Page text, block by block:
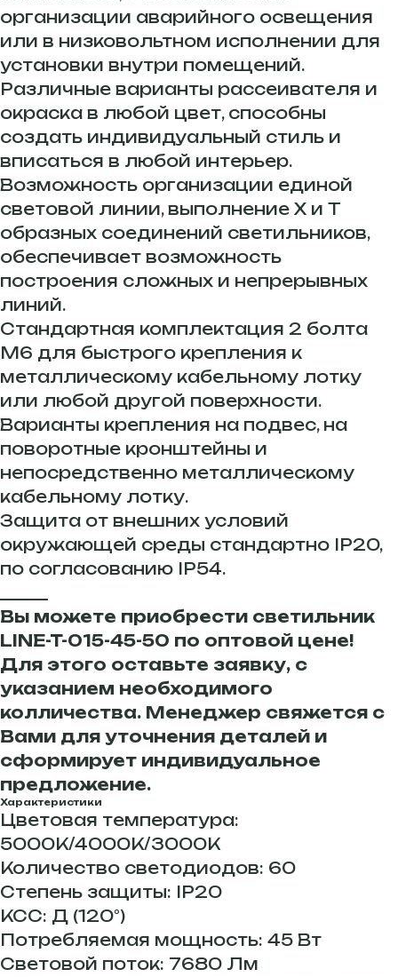
организации аварийного освещения
или в низковольтном исполнении для
установки внутри помещений.
Различные варианты рассеивателя и
окраска в любой цвет, способны
создать индивидуальный стиль и
вписаться в любой интерьер.
Возможность организации единой
световой линии, выполнение X и T
образных соединений светильников,
обеспечивает возможность
построения сложных и непрерывных
линий.
Стандартная комплектация 2 болта
М6 для быстрого крепления к
металлическому кабельному лотку
или любой другой поверхности.
Варианты крепления на подвес, на
поворотные кронштейны и
непосредственно металлическому
кабельному лотку.
Защита от внешних условий
окружающей среды стандартно IP20,
по согласованию IP54.
Вы можете приобрести светильник
LINE-T-015-45-50 по оптовой цене!
Для этого оставьте заявку, с
указанием необходимого
колличества. Менеджер свяжется с
Вами для уточнения деталей и
сформирует индивидуальное
предложение.
Характеристики
Цветовая температура:
5000К/4000К/3000К
Количество светодиодов: 60
Степень защиты: IP20
КСС: Д (120°)
Потребляемая мощность: 45 Вт
Световой поток: 7680 Лм